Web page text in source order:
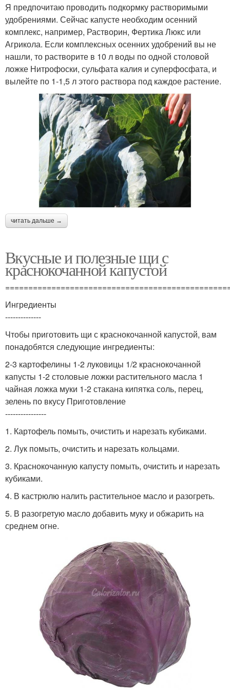
Я предпочитаю проводить подкормку растворимыми
удобрениями. Сейчас капусте необходим осенний
комплекс, например, Растворин, Фертика Люкс или
Агрикола. Если комплексных осенних удобрений вы не
нашли, то растворите в 10 л воды по одной столовой
ложке Нитрофоски, сульфата калия и суперфосфата, и
вылейте по 1-1,5 л этого раствора под каждое растение.
читать дальше →
Вкусные и полезные щи с
краснокочанной капустой
Ингредиенты
--------------
Чтобы приготовить щи с краснокочанной капустой, вам
понадобятся следующие ингредиенты:
2-3 картофелины 1-2 луковицы 1/2 краснокочанной
капусты 1-2 столовые ложки растительного масла 1
чайная ложка муки 1-2 стакана кипятка соль, перец,
зелень по вкусу Приготовление
----------------
1. Картофель помыть, очистить и нарезать кубиками.
2. Лук помыть, очистить и нарезать кольцами.
3. Краснокочанную капусту помыть, очистить и нарезать
кубиками.
4. В кастрюлю налить растительное масло и разогреть.
5. В разогретую масло добавить муку и обжарить на
среднем огне.